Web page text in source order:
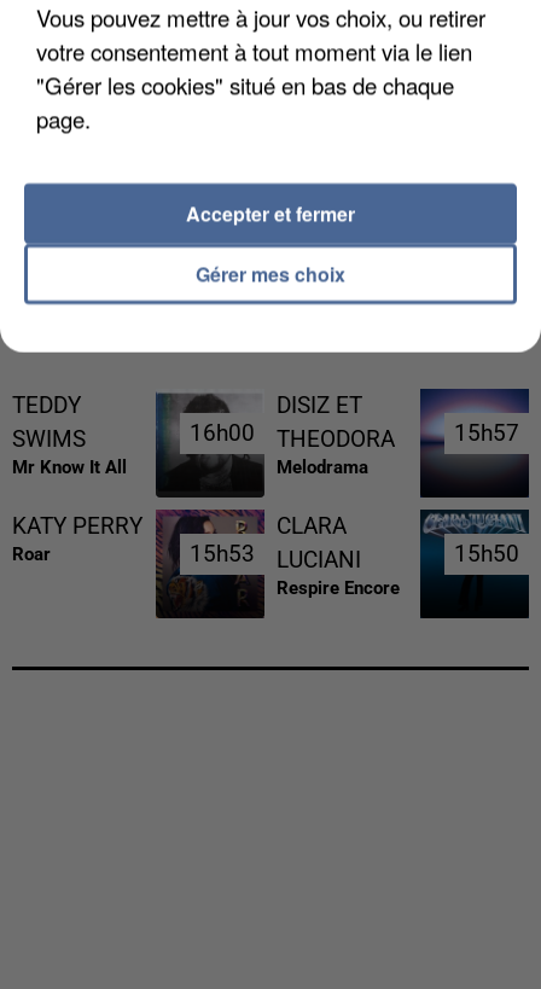
LES DONNÉES DE 300 000 CLIENTS DÉROBÉES À
INTERMARCHÉ APRÈS UNE...
TEDDY
SWIMS
Mr Know It All
16h00
16h00
DISIZ ET
THEODORA
Melodrama
15h57
15h57
KATY PERRY
Roar 15h53
15h53
CLARA
LUCIANI
Respire Encore
15h50
15h50
Vous pouvez mettre à jour vos choix, ou retirer
votre consentement à tout moment via le lien
"Gérer les cookies" situé en bas de chaque
page.
Gérer mes choix
Accepter et fermer